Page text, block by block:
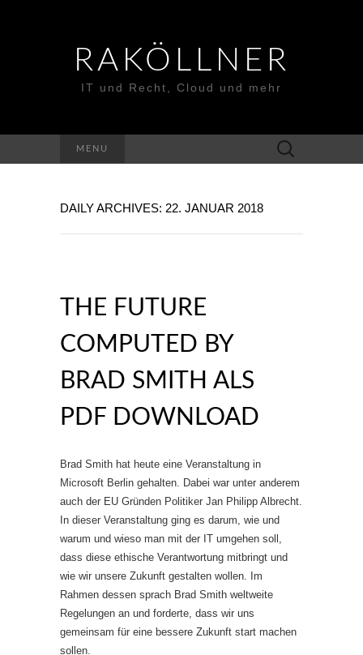
RAKÖLLNER
IT und Recht, Cloud und mehr
MENU
Suchen
nach:
DAILY ARCHIVES: 22. JANUAR 2018
THE FUTURE
COMPUTED BY
BRAD SMITH ALS
PDF DOWNLOAD
Brad Smith hat heute eine Veranstaltung in
Microsoft Berlin gehalten. Dabei war unter anderem
auch der EU Gründen Politiker Jan Philipp Albrecht.
In dieser Veranstaltung ging es darum, wie und
warum und wieso man mit der IT umgehen soll,
dass diese ethische Verantwortung mitbringt und
wie wir unsere Zukunft gestalten wollen. Im
Rahmen dessen sprach Brad Smith weltweite
Regelungen an und forderte, dass wir uns
gemeinsam für eine bessere Zukunft start machen
sollen.